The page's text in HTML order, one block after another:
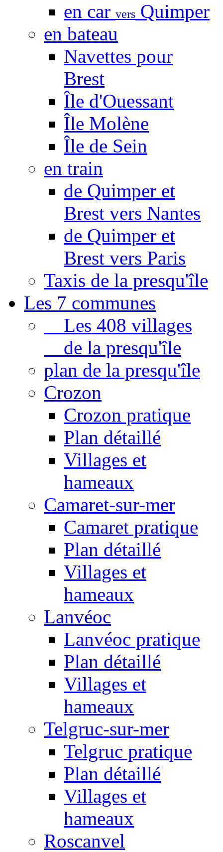
en car vers Quimper
en bateau
Navettes pour
Brest
Île d'Ouessant
Île Molène
Île de Sein
en train
de Quimper et
Brest vers Nantes
de Quimper et
Brest vers Paris
Taxis de la presqu'île
Les 7 communes
Les 408 villages
de la presqu'île
plan de la presqu'île
Crozon
Crozon pratique
Plan détaillé
Villages et
hameaux
Camaret-sur-mer
Camaret pratique
Plan détaillé
Villages et
hameaux
Lanvéoc
Lanvéoc pratique
Plan détaillé
Villages et
hameaux
Telgruc-sur-mer
Telgruc pratique
Plan détaillé
Villages et
hameaux
Roscanvel